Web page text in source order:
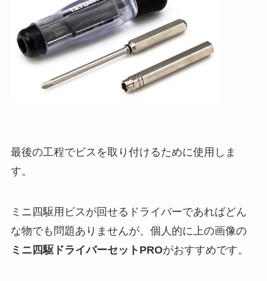
最後の工程でビスを取り付けるために使用しま
す。
ミニ四駆用ビスが回せるドライバーであればどん
な物でも問題ありませんが、個人的に上の画像の
ミニ四駆ドライバーセットPROがおすすめです。